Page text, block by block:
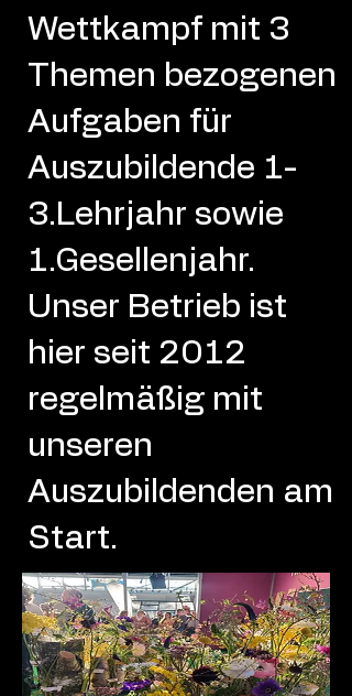
Wettkampf mit 3
Themen bezogenen
Aufgaben für
Auszubildende 1-
3.Lehrjahr sowie
1.Gesellenjahr.
Unser Betrieb ist
hier seit 2012
regelmäßig mit
unseren
Auszubildenden am
Start.